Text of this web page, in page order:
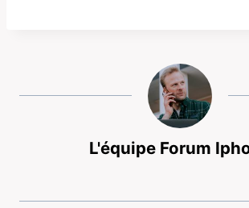
L'équipe Forum